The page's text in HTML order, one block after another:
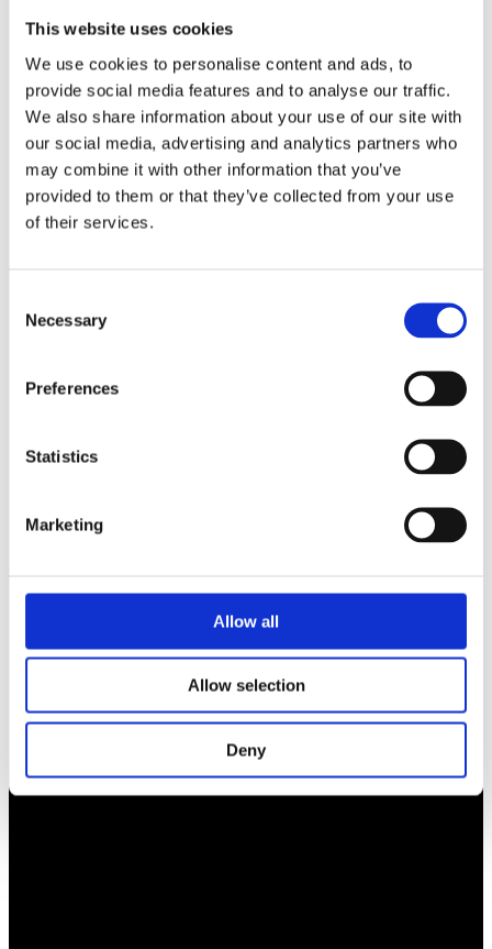
This website uses cookies
We use cookies to personalise content and ads, to
provide social media features and to analyse our traffic.
We also share information about your use of our site with
our social media, advertising and analytics partners who
may combine it with other information that you’ve
provided to them or that they’ve collected from your use
of their services.
Selection
Necessary
Preferences
Statistics
Marketing
Allow all
Allow selection
Deny
Box 1132
020-760 761 (ank. 2)
Ett medlemskap späckat med småföretagaranpassade
inköpsavdelning, rådgivning, försäkringspaket och
mycket mer. Vi fokuserar på soloföretagare och små
Rådgivning
Tips
Nyheter
Om oss